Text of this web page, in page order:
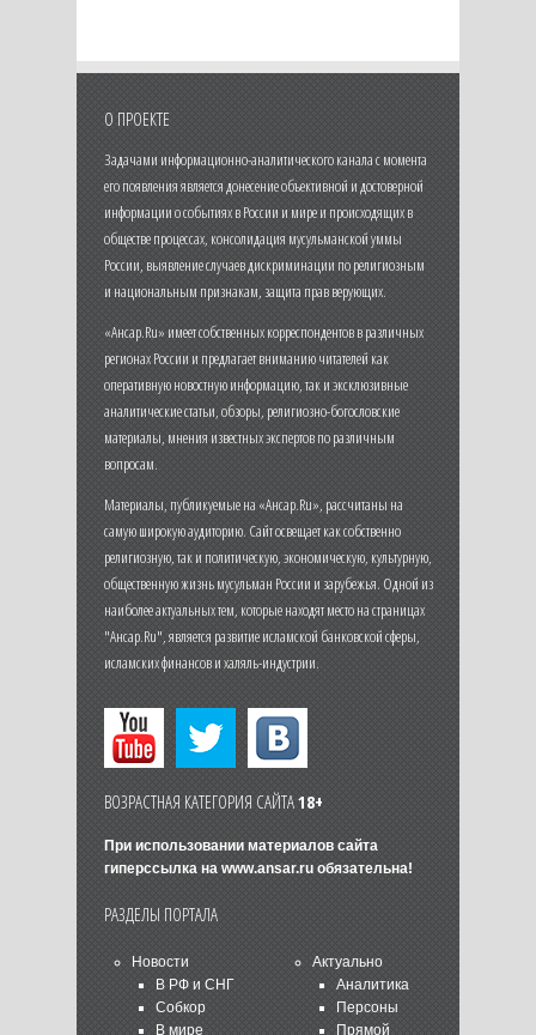
О ПРОЕКТЕ
Задачами информационно-аналитического канала с момента
его появления является донесение объективной и достоверной
информации о событиях в России и мире и происходящих в
обществе процессах, консолидация мусульманской уммы
России, выявление случаев дискриминации по религиозным
и национальным признакам, защита прав верующих.
«Ансар.Ru» имеет собственных корреспондентов в различных
регионах России и предлагает вниманию читателей как
оперативную новостную информацию, так и эксклюзивные
аналитические статьи, обзоры, религиозно-богословские
материалы, мнения известных экспертов по различным
вопросам.
Материалы, публикуемые на «Ансар.Ru», рассчитаны на
самую широкую аудиторию. Сайт освещает как собственно
религиозную, так и политическую, экономическую, культурную,
общественную жизнь мусульман России и зарубежья. Одной из
наиболее актуальных тем, которые находят место на страницах
"Ансар.Ru", является развитие исламской банковской сферы,
исламских финансов и халяль-индустрии.
ВОЗРАСТНАЯ КАТЕГОРИЯ САЙТА18+
При использовании материалов сайта
гиперссылка на www.ansar.ruобязательна!
РАЗДЕЛЫ ПОРТАЛА
Новости
В РФ и СНГ
Собкор
В мире
Актуально
Аналитика
Персоны
Прямой